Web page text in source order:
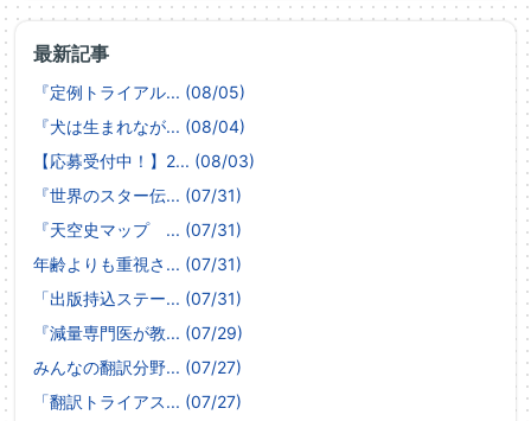
最新記事
『定例トライアル... (08/05)
『犬は生まれなが... (08/04)
【応募受付中！】2... (08/03)
『世界のスター伝... (07/31)
『天空史マップ ... (07/31)
年齢よりも重視さ... (07/31)
「出版持込ステー... (07/31)
『減量専門医が教... (07/29)
みんなの翻訳分野... (07/27)
「翻訳トライアス... (07/27)